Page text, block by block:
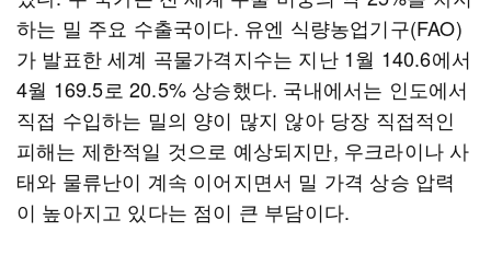
하는 밀 주요 수출국이다. 유엔 식량농업기구(FAO)
가 발표한 세계 곡물가격지수는 지난 1월 140.6에서
4월 169.5로 20.5% 상승했다. 국내에서는 인도에서
직접 수입하는 밀의 양이 많지 않아 당장 직접적인
피해는 제한적일 것으로 예상되지만, 우크라이나 사
태와 물류난이 계속 이어지면서 밀 가격 상승 압력
이 높아지고 있다는 점이 큰 부담이다.